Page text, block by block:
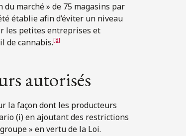
marché » de 75 magasins par
établie afin d’éviter un niveau
les petites entreprises et
de cannabis.[8]
autorisés
la façon dont les producteurs
(i) en ajoutant des restrictions
» en vertu de la Loi.